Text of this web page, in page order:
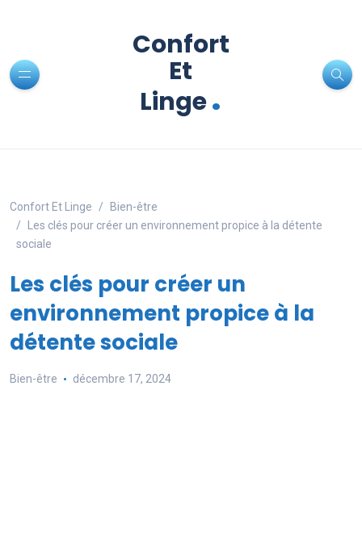
Confort
Et
Linge.
Confort Et Linge
Bien-être
Les clés pour créer un environnement propice à la détente
sociale
Les clés pour créer un
environnement propice à la
détente sociale
Bien-être décembre 17, 2024